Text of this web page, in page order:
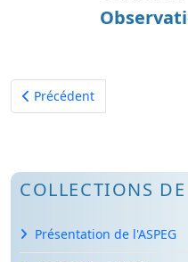
Article précédent : Alume
Précédent
COLLECTIONS DE
Présentation de l'ASPEG